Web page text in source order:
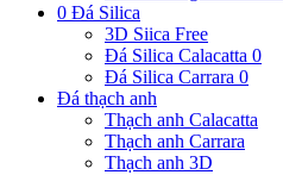
0 Đá Silica
3D Siica Free
Đá Silica Calacatta 0
Đá Silica Carrara 0
Đá thạch anh
Thạch anh Calacatta
Thạch anh Carrara
Thạch anh 3D